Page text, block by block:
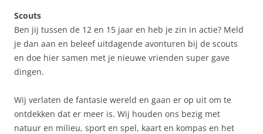
Scouts
Ben jij tussen de 12 en 15 jaar en heb je zin in actie? Meld
je dan aan en beleef uitdagende avonturen bij de scouts
en doe hier samen met je nieuwe vrienden super gave
dingen.
Wij verlaten de fantasie wereld en gaan er op uit om te
ontdekken dat er meer is. Wij houden ons bezig met
natuur en milieu, sport en spel, kaart en kompas en het